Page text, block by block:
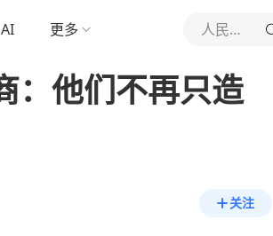
AI 更多 人民日报健康客户端
：他们不再只造
关注